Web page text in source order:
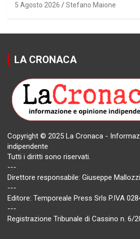
5 Agosto 2026 Stefano Maione
LA CRONACA
Copyright © 2025 La Cronaca -
indipendente
Tutti i diritti sono riservati.
---
Direttore responsabile: Giuseppe Mallozzi
---
Editore: Temporeale Press Srls P.IVA
---
Registrazione Tribunale di Cassino n. 6/